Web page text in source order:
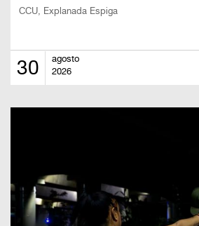
CCU, Explanada Espiga
30
agosto
2026